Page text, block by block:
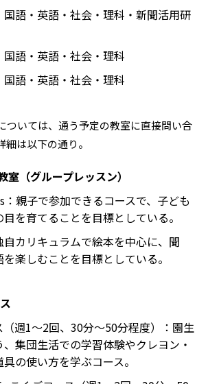
なデメリットがある？
トとしては、基礎をより重視している
は物足りなく感じる可能性がある点だろ
場合は、近くの教室に問い合わせてみ
。
国語・英語・社会・理科・新聞活用研
語・英語・社会・理科
語・英語・社会・理科
ついては、通う予定の教室に直接問い合
は以下の通り。
室（グループレッスン）
親子で参加できるコースで、子ども
を育てることを目標としている。
カリキュラムで絵本を中心に、聞
楽しむことを目標としている。
週1～2回、30分～50分程度）：園生
集団生活での学習体験やクレヨン・
の使い方を学ぶコース。